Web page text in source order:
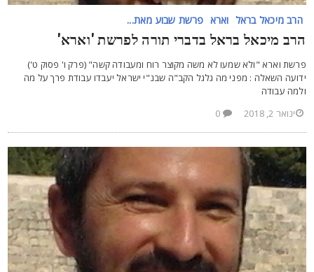
הרב מיכאל בראל וארא פרשת שבוע מאת...
מיכאל בראל בדברי תורה לפרשת 'וארא'
וארא "ולא שמעו לא משה מקוצר רוח ומעבודה קשה" (פרק ו' פסוק ט')
השאלה : מפני מה גלגל הקב"ה שבנ"י ישראל יעבדו עבודת פרך על מה
עבודה
ינואר 2, 2018
0